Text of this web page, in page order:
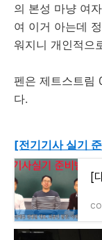
의 본성 마냥 여
여 이거 아는데
워지니 개인적으
펜은 제트스트림
다.
[전기기사 실기